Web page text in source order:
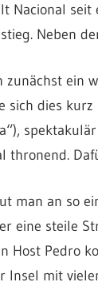
Nacional seit
Neben
zunächst ein
sich dies
thronend.
man an so
eine steile
Host Pedro
Insel mit